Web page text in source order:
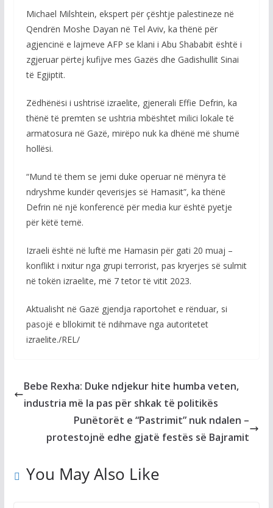
Michael Milshtein, ekspert për çështje palestineze në
Qendrën Moshe Dayan në Tel Aviv, ka thënë për
agjencinë e lajmeve AFP se klani i Abu Shababit është i
zgjeruar përtej kufijve mes Gazës dhe Gadishullit Sinai
të Egjiptit.
Zëdhënësi i ushtrisë izraelite, gjenerali Effie Defrin, ka
thënë të premten se ushtria mbështet milici lokale të
armatosura në Gazë, mirëpo nuk ka dhënë më shumë
hollësi.
“Mund të them se jemi duke operuar në mënyra të
ndryshme kundër qeverisjes së Hamasit”, ka thënë
Defrin në një konferencë për media kur është pyetje
për këtë temë.
Izraeli është në luftë me Hamasin për gati 20 muaj –
konflikt i nxitur nga grupi terrorist, pas kryerjes së sulmit
në tokën izraelite, më 7 tetor të vitit 2023.
Aktualisht në Gazë gjendja raportohet e rënduar, si
pasojë e bllokimit të ndihmave nga autoritetet
izraelite./REL/
Bebe Rexha: Duke ndjekur hite humba veten,
industria më la pas për shkak të politikës
Punëtorët e “Pastrimit” nuk ndalen –
protestojnë edhe gjatë festës së Bajramit
You May Also Like